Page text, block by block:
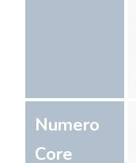
Numero
Core